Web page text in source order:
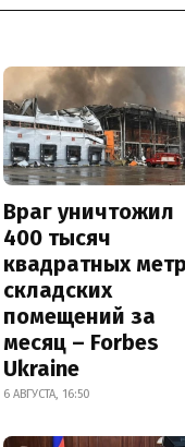
Враг уничтожил
400 тысяч
квадратных
складских
помещений за
месяц – Forbes
Ukraine
6 АВГУСТА, 16:50